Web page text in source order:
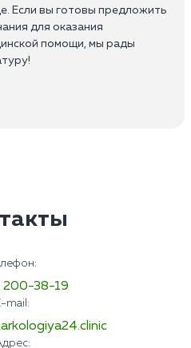
Если вы готовы предложить
для оказания
помощи, мы рады
обследование пациентов;
образование по
и наркологии, а также
и лабораторной
200-38-19
mail: